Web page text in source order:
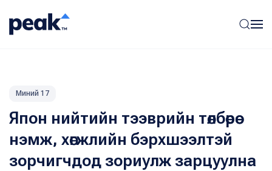
Миний 17
Япон нийтийн тээврийн төлбөрөө
нэмж, хөгжлийн бэрхшээлтэй
зорчигчдод зориулж зарцуулна